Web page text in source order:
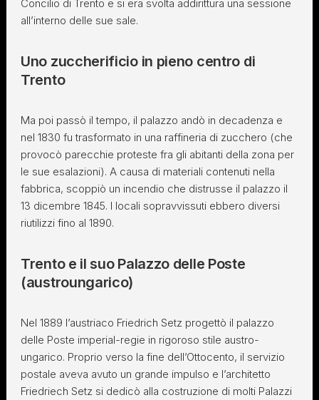
Concilio di Trento e si era svolta addirittura una sessione
all’interno delle sue sale.
Uno zuccherificio in pieno centro di
Trento
Ma poi passò il tempo, il palazzo andò in decadenza e
nel 1830 fu trasformato in una raffineria di zucchero (che
provocò parecchie proteste fra gli abitanti della zona per
le sue esalazioni). A causa di materiali contenuti nella
fabbrica, scoppiò un incendio che distrusse il palazzo il
13 dicembre 1845. I locali sopravvissuti ebbero diversi
riutilizzi fino al 1890.
Trento e il suo Palazzo delle Poste
(austroungarico)
Nel 1889 l’austriaco Friedrich Setz progettò il palazzo
delle Poste imperial-regie in rigoroso stile austro-
ungarico. Proprio verso la fine dell’Ottocento, il servizio
postale aveva avuto un grande impulso e l’architetto
Friedriech Setz si dedicò alla costruzione di molti Palazzi